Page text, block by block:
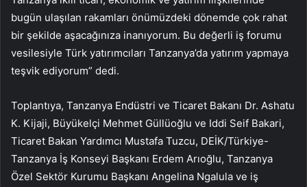
bugün ulaşılan rakamları önümüzdeki dönemde çok rahat
bir şekilde aşacağınıza inanıyorum. Bu değerli iş forumu
vesilesiyle Türk yatırımcıları Tanzanya’da yatırım yapmaya
teşvik ediyorum” dedi.
Toplantıya, Tanzanya Endüstri ve Ticaret Bakanı Dr. Ashatu
K. Kijaji, Büyükelçi Mehmet Güllüoğlu ve Iddi Seif Bakari,
Ticaret Bakan Yardımcı Mustafa Tuzcu, DEİK/Türkiye-
Tanzanya İş Konseyi Başkanı Erdem Arıoğlu, Tanzanya
Özel Sektör Kurumu Başkanı Angelina Ngalula ve iş